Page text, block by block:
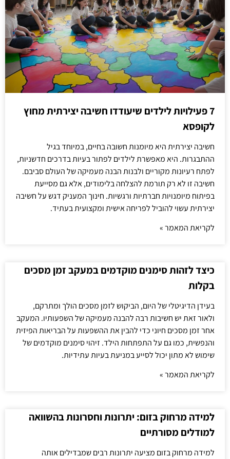
7 פעילויות לילדים שיעודדו חשיבה יצירתית מחוץ
לקופסא
חשיבה יצירתית היא מיומנות חשובה בחיים, במיוחד בגיל
ההתבגרות. היא מאפשרת לילדים לפתור בעיות בדרכים חדשניות,
לפתח רעיונות מקוריים ולבנות הבנה מעמיקה של העולם סביבם.
חשיבה זו לא רק תורמת להצלחה בלימודים, אלא גם מסייעת
בפיתוח מיומנויות חברתיות ורגשיות. חינוך המעניק דגש על חשיבה
יצירתית עשוי להוביל לפריחה אישית ומקצועית בעתיד.
לקריאת המאמר »
כיצד לזהות סימנים מוקדמים במעקב זמן מסכים
בקלות
בעידן הדיגיטלי של היום, הביקוש לזמן מסכים הולך ומתרקם,
ולאור זאת יש חשיבות רבה להבנה מעמיקה של השפעותיו. המעקב
אחר זמן מסכים חיוני כדי להבין את ההשפעות על הבריאות הפיזית
והנפשית, כמו גם על התפתחות הילד. זיהוי סימנים מוקדמים של
שימוש לא מתון יכול לסייע במניעת בעיות עתידיות.
לקריאת המאמר »
למידה מרחוק בזום: יתרונות וחסרונות בהשוואה
למודלים מסורתיים
למידה מרחוק בזום מציעה יתרונות רבים שמבדילים אותה